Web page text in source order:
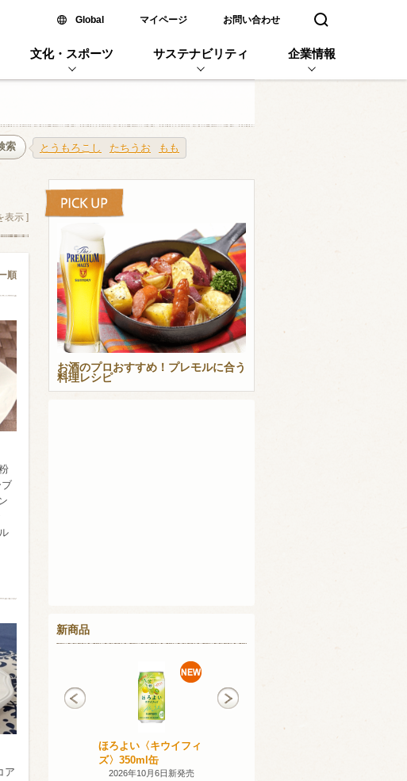
Global新しいウィンドウで開く
マイページ お問い合わせ 検索窓を開く
文化・スポーツ サステナビリティ 企業情報
とうもろこし たちうお もも
表示 ]
順
ア
お酒のプロおすすめ！プレモルに合う
料理レシピ
新商品
ほろよい〈キウイフィ
ズ〉350ml缶
2026年10月6日新発売
ング 〈シークヮー
2026年7月7日新発売